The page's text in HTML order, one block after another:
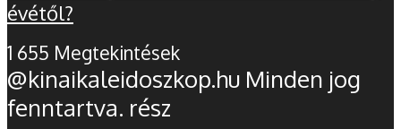
évétől?
1 655 Megtekintések
@kinaikaleidoszkop.hu Minden jog
fenntartva. rész